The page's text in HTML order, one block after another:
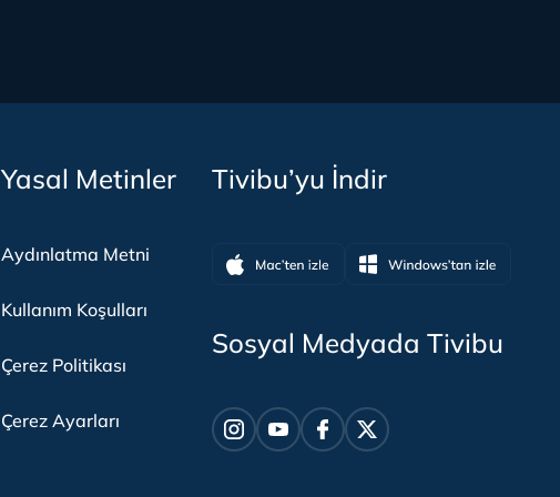
Yasal Metinler
Aydınlatma Metni
Kullanım Koşulları
Çerez Politikası
Çerez Ayarları
Tivibu’yu İndir
Sosyal Medyada Tivibu